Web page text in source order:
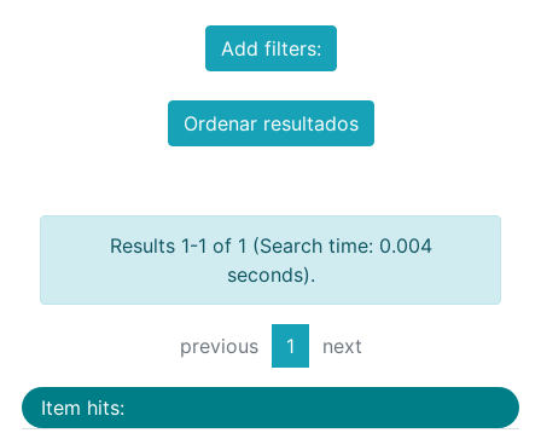
Add filters:
Ordenar resultados
Results 1-1 of 1 (Search time: 0.004
seconds).
previous 1 next
Item hits: